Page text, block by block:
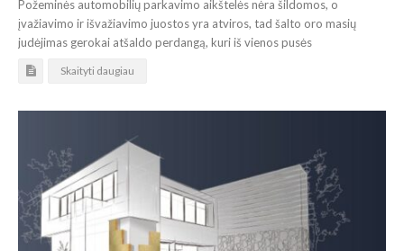
Požeminės automobilių parkavimo aikštelės nėra šildomos, o
įvažiavimo ir išvažiavimo juostos yra atviros, tad šalto oro masių
judėjimas gerokai atšaldo perdangą, kuri iš vienos pusės
Skaityti daugiau